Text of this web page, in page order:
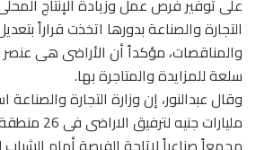
على توفير فرص عمل وزيادة الإنتاج
التجارة والصناعة بدورها اتخذت قراراً
والمناقصات، مؤكداً أن الأراضى هى عنصر
سلعة للمزايدة والمتاجرة بها.